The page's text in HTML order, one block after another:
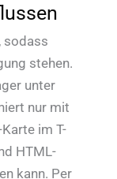
sodass
stehen.
unter
nur mit
im T-
HTML-
kann. Per